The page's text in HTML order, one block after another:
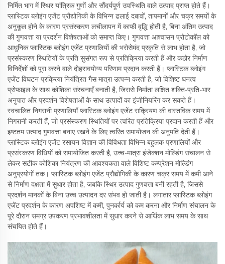
निर्मित भाग में स्थिर यांत्रिक गुणों और सौंदर्यपूर्ण उपस्थिति वाले उत्पाद प्राप्त होते हैं।
प्लास्टिक ब्लोइंग एजेंट प्रौद्योगिकी के विभिन्न ढलाई दबावों, तापमानों और चक्र समयों के
अनुकूल होने के कारण प्रसंस्करण लचीलापन में काफी वृद्धि होती है, बिना अंतिम उत्पाद
की गुणवत्ता या प्रदर्शन विशेषताओं को समाप्त किए। गुणवत्ता आश्वासन प्रोटोकॉल को
आधुनिक प्लास्टिक ब्लोइंग एजेंट प्रणालियों की भरोसेमंद प्रकृति से लाभ होता है, जो
प्रसंस्करण स्थितियों के प्रति सुसंगत रूप से प्रतिक्रिया करती हैं और कठोर निर्माण
विनिर्देशों को पूरा करने वाले दोहरावयोग्य परिणाम प्रदान करती हैं। प्लास्टिक ब्लोइंग
एजेंट विघटन प्रक्रिया नियंत्रित गैस मात्रा उत्पन्न करती है, जो विशिष्ट घनत्व
प्रोफाइल के साथ कोशिका संरचनाएँ बनाती है, जिससे निर्माता लक्षित शक्ति-प्रति-भार
अनुपात और प्रदर्शन विशेषताओं के साथ उत्पादों का इंजीनियरिंग कर सकते हैं।
स्वचालित निगरानी प्रणालियाँ प्लास्टिक ब्लोइंग एजेंट सक्रियण की वास्तविक समय में
निगरानी करती हैं, जो प्रसंस्करण स्थितियों पर त्वरित प्रतिक्रिया प्रदान करती हैं और
इष्टतम उत्पाद गुणवत्ता बनाए रखने के लिए त्वरित समायोजन की अनुमति देती हैं।
प्लास्टिक ब्लोइंग एजेंट रसायन विज्ञान की विविधता विभिन्न बहुलक प्रणालियों और
प्रसंस्करण विधियों को समायोजित करती है, उच्च-मात्रा इंजेक्शन मोल्डिंग संचालन से
लेकर सटीक कोशिका नियंत्रण की आवश्यकता वाले विशिष्ट कम्प्रेशन मोल्डिंग
अनुप्रयोगों तक। प्लास्टिक ब्लोइंग एजेंट प्रौद्योगिकी के कारण चक्र समय में कमी आने
से निर्माण दक्षता में सुधार होता है, जबकि स्थिर उत्पाद गुणवत्ता बनी रहती है, जिससे
प्रदर्शन मानकों के बिना उच्च उत्पादन दर संभव हो जाती है। लगातार प्लास्टिक ब्लोइंग
एजेंट प्रदर्शन के कारण अपशिष्ट में कमी, पुनर्कार्य को कम करना और निर्माण संचालन के
पूरे दौरान समग्र उपकरण प्रभावशीलता में सुधार करने से आर्थिक लाभ समय के साथ
संचयित होते हैं।